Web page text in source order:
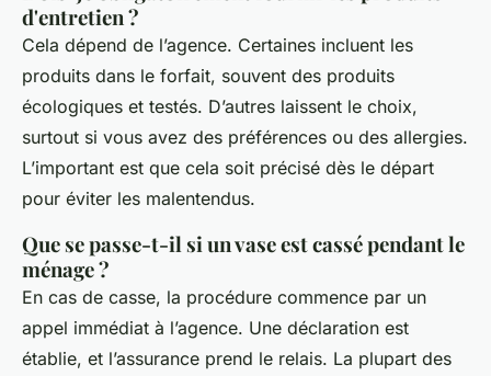
d'entretien ?
Cela dépend de l’agence. Certaines incluent les
produits dans le forfait, souvent des produits
écologiques et testés. D’autres laissent le choix,
surtout si vous avez des préférences ou des allergies.
L’important est que cela soit précisé dès le départ
pour éviter les malentendus.
Que se passe-t-il si un vase est cassé pendant le
ménage ?
En cas de casse, la procédure commence par un
appel immédiat à l’agence. Une déclaration est
établie, et l’assurance prend le relais. La plupart des